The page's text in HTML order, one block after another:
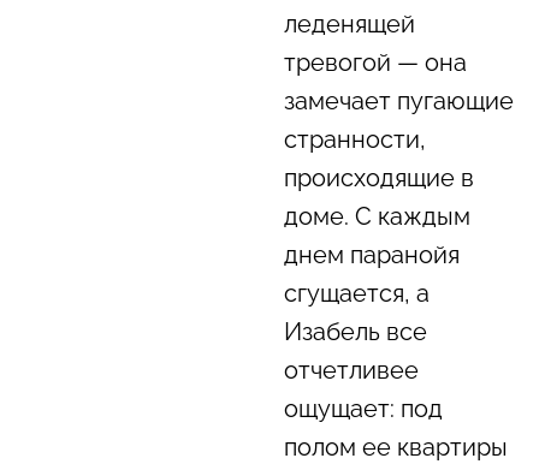
леденящей
тревогой — она
замечает пугающие
странности,
происходящие в
доме. С каждым
днем паранойя
сгущается, а
Изабель все
отчетливее
ощущает: под
полом ее квартиры